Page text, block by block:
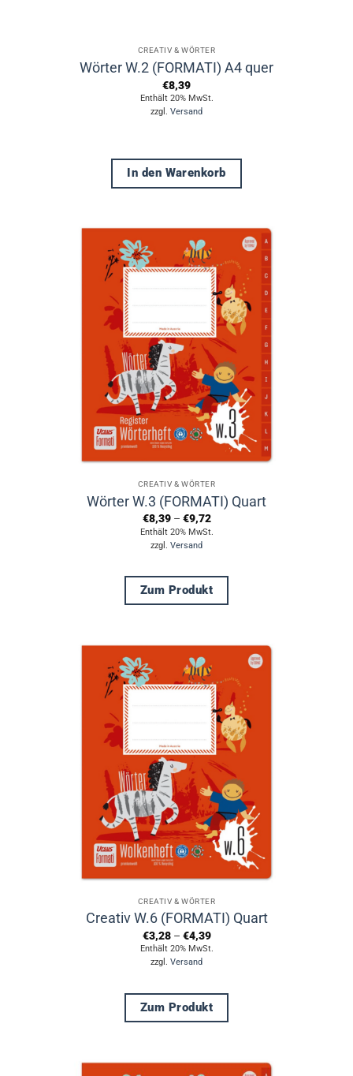
CREATIV & WÖRTER
Wörter W.2 (FORMATI) A4 quer
€8,39
Enthält 20% MwSt.
zzgl. Versand
In den Warenkorb
CREATIV & WÖRTER
Wörter W.3 (FORMATI) Quart
€8,39 – €9,72Preisspanne:
€8,39
bis
Enthält 20% MwSt.
zzgl. Versand
Zum Produkt
weist
mehrere
Varianten
Optionen
können
auf
der
Produktseite
gewählt
werden
CREATIV & WÖRTER
Creativ W.6 (FORMATI) Quart
€3,28 – €4,39Preisspanne:
€3,28
bis
Enthält 20% MwSt.
zzgl. Versand
Zum Produkt
weist